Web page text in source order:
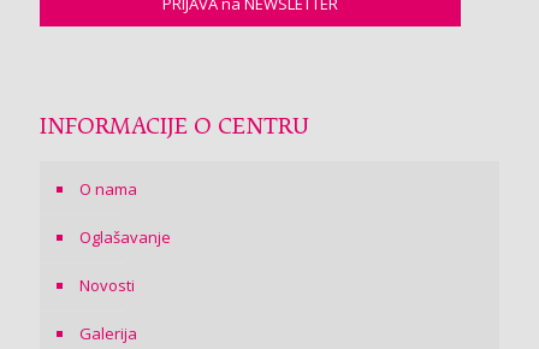
INFORMACIJE O CENTRU
O nama
Oglašavanje
Novosti
Galerija